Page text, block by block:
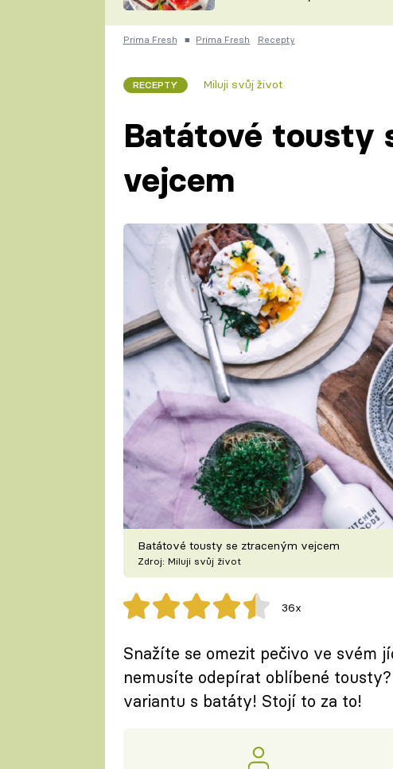
ČESKO NA TALÍŘI
KUCHAŘKA
Prima Fresh ■ Prima Fresh Recepty
RECEPTY Miluji svůj život
Batátové tousty
vejcem
Batátové tousty se ztraceným vejcem
Zdroj: Miluji svůj život
36x
Snažíte se omezit pečivo ve svém
nemusíte odepírat oblíbené
variantu s batáty! Stojí to za to!